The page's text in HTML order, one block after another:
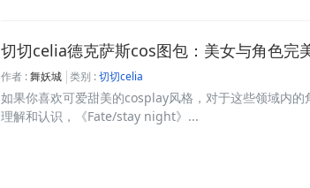
切切celia德克萨斯cos图包：美女与角色完
作者 :舞妖城 类别 :切切celia
如果你喜欢可爱甜美的cosplay风格，对于这些领域内
理解和认识，《Fate/stay night》...